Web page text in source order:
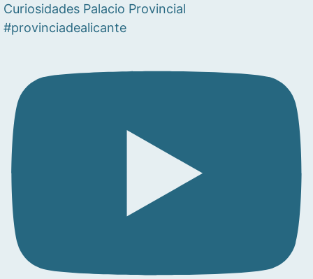
Curiosidades Palacio Provincial
#provinciadealicante